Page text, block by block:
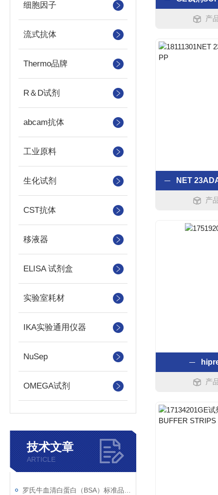
细胞因子
流式抗体
Thermo品牌
R＆D试剂
abcam抗体
工业原料
生化试剂
CST抗体
移液器
ELISA 试剂盒
实验室耗材
IKA实验通用仪器
NuSep
OMEGA试剂
技术文章
ARTICLE
产
产
产